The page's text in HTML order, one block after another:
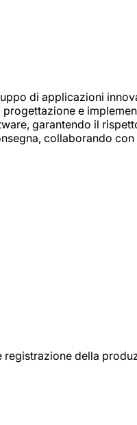
di applicazioni
e
garantendo il
collaborando
della